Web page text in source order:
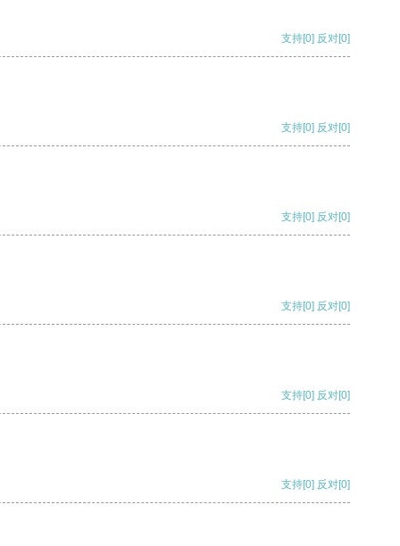
支持[0] 反对[0]
支持[0] 反对[0]
支持[0] 反对[0]
支持[0] 反对[0]
支持[0] 反对[0]
支持[0] 反对[0]